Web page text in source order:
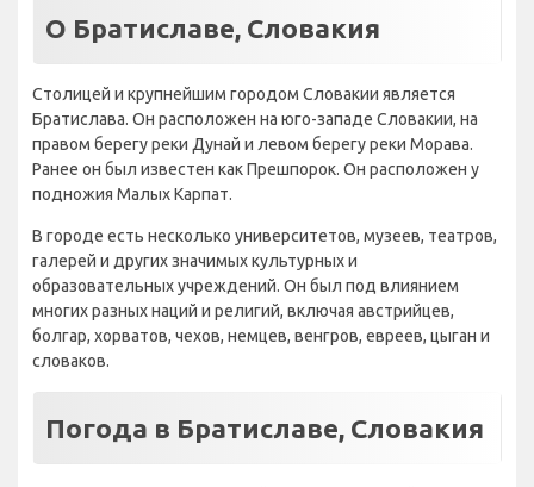
О Братиславе, Словакия
Столицей и крупнейшим городом Словакии является
Братислава. Он расположен на юго-западе Словакии, на
правом берегу реки Дунай и левом берегу реки Морава.
Ранее он был известен как Прешпорок. Он расположен у
подножия Малых Карпат.
В городе есть несколько университетов, музеев, театров,
галерей и других значимых культурных и
образовательных учреждений. Он был под влиянием
многих разных наций и религий, включая австрийцев,
болгар, хорватов, чехов, немцев, венгров, евреев, цыган и
словаков.
Погода в Братиславе, Словакия